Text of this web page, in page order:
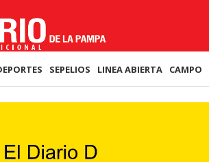
SEPELIOS LINEA ABIERTA CAMPO